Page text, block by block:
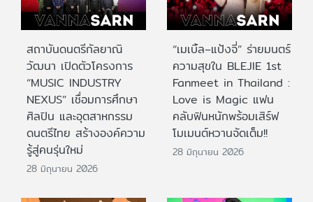
สถาบันดนตรีกัลยาณิ
วัฒนา เปิดตัวโครงการ
“MUSIC INDUSTRY
NEXUS” เชื่อมการศึกษา
ศิลปิน และอุตสาหกรรม
ดนตรีไทย สร้างองค์ความ
รู้สู่คนรุ่นใหม่
28 มิถุนายน 2026
“เมเบิ้ล–แป้งจี่” ร่ายมนตร์
ความสุขใน BLEJIE 1st
Fanmeet in Thailand :
Love is Magic แฟน
คลับฟินหนักพร้อมเสิร์ฟ
โมเมนต์หวานจัดเต็ม!!
28 มิถุนายน 2026